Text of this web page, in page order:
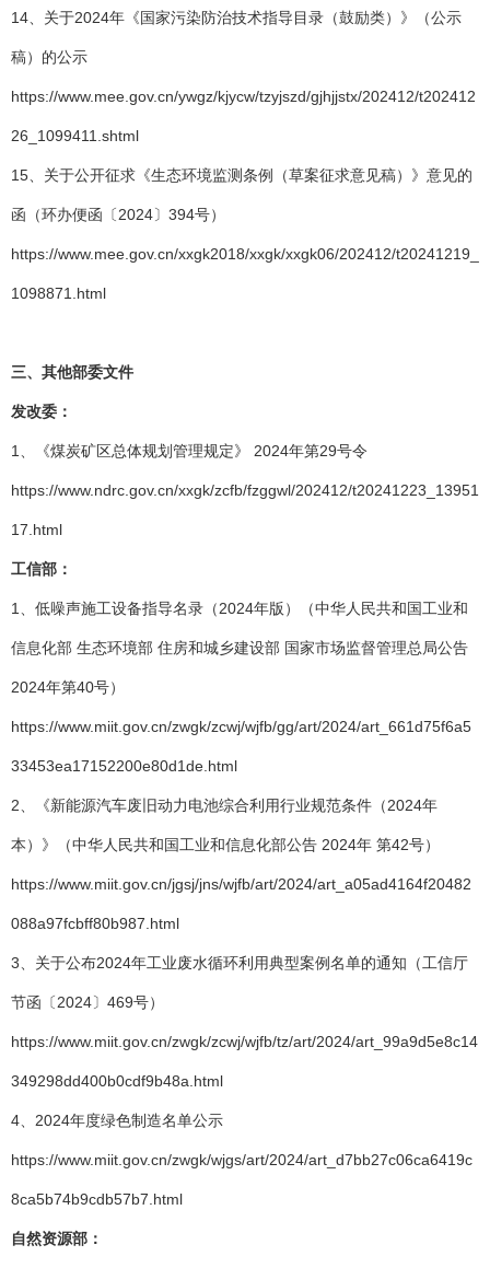
14、关于2024年《国家污染防治技术指导目录（鼓励类）》（公示
稿）的公示
https://www.mee.gov.cn/ywgz/kjycw/tzyjszd/gjhjjstx/202412/t202412
26_1099411.shtml
15、关于公开征求《生态环境监测条例（草案征求意见稿）》意见的
函（环办便函〔2024〕394号）
https://www.mee.gov.cn/xxgk2018/xxgk/xxgk06/202412/t20241219_
1098871.html
三、 其他部委文件
发改委：
1、《煤炭矿区总体规划管理规定》 2024年第29号令
https://www.ndrc.gov.cn/xxgk/zcfb/fzggwl/202412/t20241223_13951
17.html
工信部：
1、低噪声施工设备指导名录（2024年版）（中华人民共和国工业和
信息化部 生态环境部 住房和城乡建设部 国家市场监督管理总局公告
2024年第40号）
https://www.miit.gov.cn/zwgk/zcwj/wjfb/gg/art/2024/art_661d75f6a5
33453ea17152200e80d1de.html
2、《新能源汽车废旧动力电池综合利用行业规范条件（2024年
本）》（中华人民共和国工业和信息化部公告 2024年 第42号）
https://www.miit.gov.cn/jgsj/jns/wjfb/art/2024/art_a05ad4164f20482
088a97fcbff80b987.html
3、关于公布2024年工业废水循环利用典型案例名单的通知（工信厅
节函〔2024〕469号）
https://www.miit.gov.cn/zwgk/zcwj/wjfb/tz/art/2024/art_99a9d5e8c14
349298dd400b0cdf9b48a.html
4、2024年度绿色制造名单公示
https://www.miit.gov.cn/zwgk/wjgs/art/2024/art_d7bb27c06ca6419c
8ca5b74b9cdb57b7.html
自然资源部：